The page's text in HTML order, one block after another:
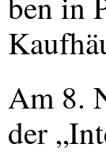
Am 8.
der